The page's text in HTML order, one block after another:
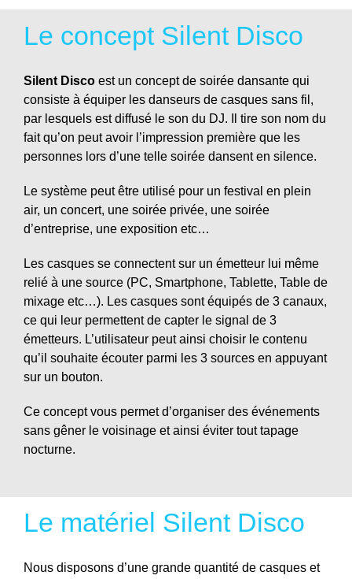
Le concept Silent Disco
Silent Disco est un concept de soirée dansante qui
consiste à équiper les danseurs de casques sans fil,
par lesquels est diffusé le son du DJ. Il tire son nom du
fait qu’on peut avoir l’impression première que les
personnes lors d’une telle soirée dansent en silence.
Le système peut être utilisé pour un festival en plein
air, un concert, une soirée privée, une soirée
d’entreprise, une exposition etc…
Les casques se connectent sur un émetteur lui même
relié à une source (PC, Smartphone, Tablette, Table de
mixage etc…). Les casques sont équipés de 3 canaux,
ce qui leur permettent de capter le signal de 3
émetteurs. L’utilisateur peut ainsi choisir le contenu
qu’il souhaite écouter parmi les 3 sources en appuyant
sur un bouton.
Ce concept vous permet d’organiser des événements
sans gêner le voisinage et ainsi éviter tout tapage
nocturne.
Le matériel Silent Disco
Nous disposons d’une grande quantité de casques et